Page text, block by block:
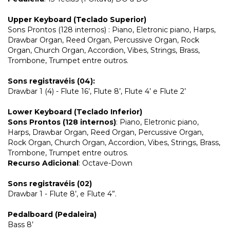
Upper Keyboard (Teclado Superior)
Sons Prontos (128 internos) : Piano, Eletronic piano, Harps,
Drawbar Organ, Reed Organ, Percussive Organ, Rock
Organ, Church Organ, Accordion, Vibes, Strings, Brass,
Trombone, Trumpet entre outros.
Sons registravéis (04):
Drawbar 1 (4) - Flute 16’, Flute 8’, Flute 4’ e Flute 2’
Lower Keyboard (Teclado Inferior)
Sons Prontos (128 internos): Piano, Eletronic piano,
Harps, Drawbar Organ, Reed Organ, Percussive Organ,
Rock Organ, Church Organ, Accordion, Vibes, Strings, Brass,
Trombone, Trumpet entre outros.
Recurso Adicional : Octave-Down
Sons registravéis (02)
Drawbar 1 - Flute 8’, e Flute 4”.
Pedalboard (Pedaleira)
Bass 8’